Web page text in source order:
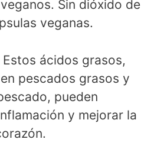
Sin dióxido de
veganas.
Estos ácidos grasos,
pescados grasos y
pueden
y mejorar la